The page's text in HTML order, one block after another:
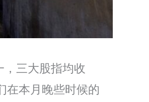
，三大股指均收
在本月晚些时候的